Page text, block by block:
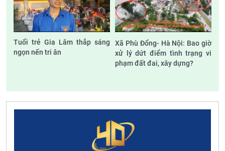
Tuổi trẻ Gia Lâm thắp sáng
ngọn nến tri ân
Xã Phù Đổng- Hà Nội: Bao giờ
xử lý dứt điểm tình trạng vi
phạm đất đai, xây dựng?